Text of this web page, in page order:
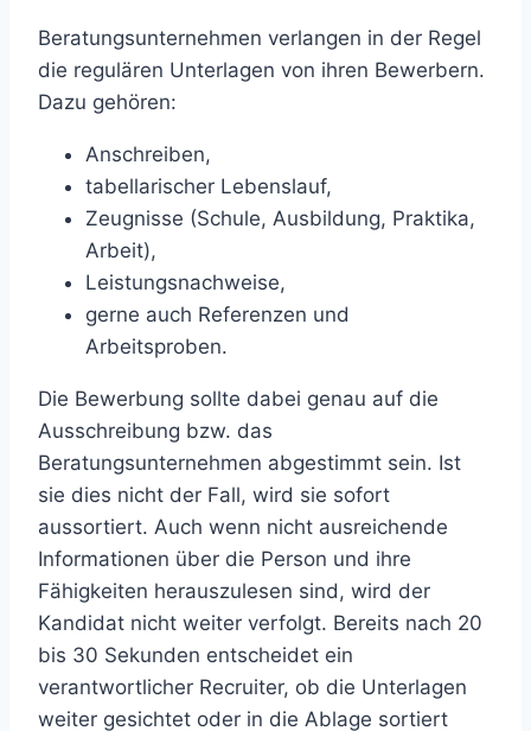
Beratungsunternehmen verlangen in der Regel
die regulären Unterlagen von ihren Bewerbern.
Dazu gehören:
Anschreiben,
tabellarischer Lebenslauf,
Zeugnisse (Schule, Ausbildung, Praktika,
Arbeit),
Leistungsnachweise,
gerne auch Referenzen und
Arbeitsproben.
Die Bewerbung sollte dabei genau auf die
Ausschreibung bzw. das
Beratungsunternehmen abgestimmt sein. Ist
sie dies nicht der Fall, wird sie sofort
aussortiert. Auch wenn nicht ausreichende
Informationen über die Person und ihre
Fähigkeiten herauszulesen sind, wird der
Kandidat nicht weiter verfolgt. Bereits nach 20
bis 30 Sekunden entscheidet ein
verantwortlicher Recruiter, ob die Unterlagen
weiter gesichtet oder in die Ablage sortiert